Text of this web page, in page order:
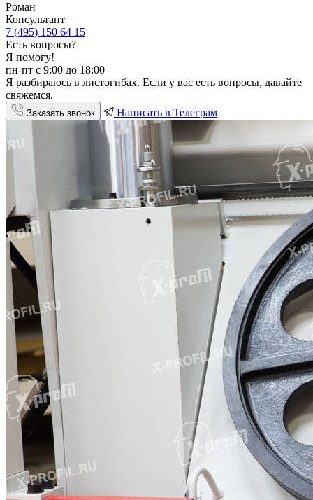
Роман
Консультант
7 (495) 150 64 15
Есть вопросы?
Я помогу!
пн-пт с 9:00 до 18:00
Я разбираюсь в листогибах. Если у вас есть вопросы, давайте
свяжемся.
Заказать звонок Написать в Телеграм